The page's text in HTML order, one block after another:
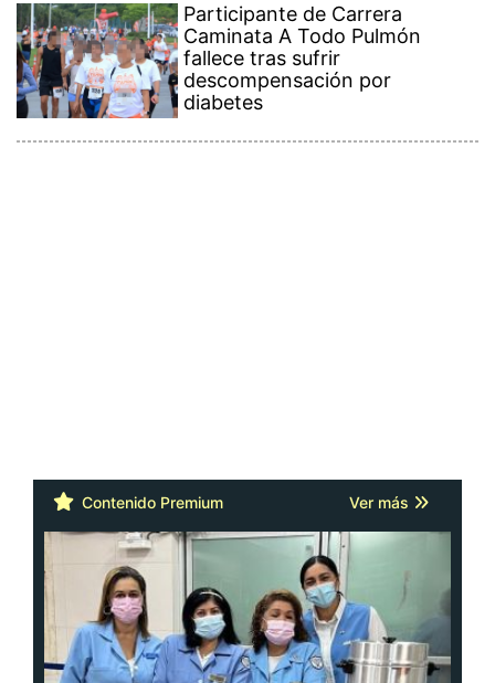
Participante de Carrera
Caminata A Todo Pulmón
fallece tras sufrir
descompensación por
diabetes
Contenido Premium Ver más